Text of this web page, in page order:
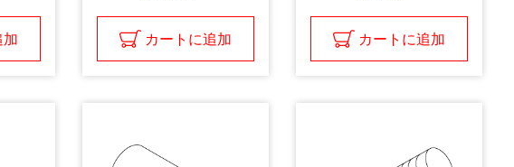
加 カートに追加 カートに追加